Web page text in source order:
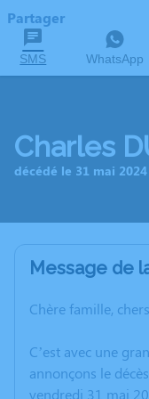
Partager
SMS WhatsApp
Charles
décédé le 31 mai 2024
Message de
Chère famille,
C’est avec une
annonçons le
vendredi 31 mai